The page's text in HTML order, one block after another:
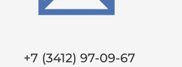
+7 (3412) 97-09-67